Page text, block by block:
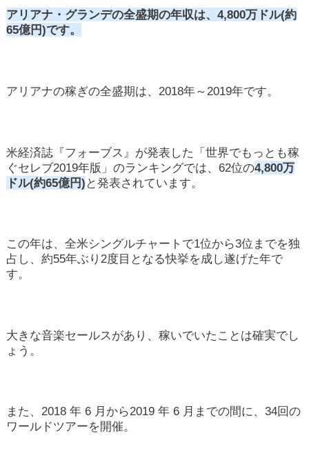
アリアナ・グランデの全盛期の年収は、4,800万ドル(約
65億円)です。
アリアナの稼ぎの全盛期は、2018年～2019年です。
米経済誌『フォーブス』が発表した「世界でもっとも稼
ぐセレブ2019年版」のランキングでは、62位の4,800万
ドル(約65億円) と発表されています。
この年は、全米シングルチャートで1位から3位までを独
占し、約55年ぶり2度目となる快挙を成し遂げた年で
す。
大きな音楽セールスがあり、稼いでいたことは確実でし
ょう。
また、2018 年 6 月から2019 年 6 月までの間に、34回の
ワールドツアーを開催。